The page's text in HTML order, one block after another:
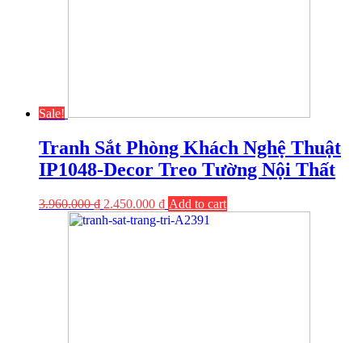
Sale!
Tranh Sắt Phòng Khách Nghệ Thuật
IP1048-Decor Treo Tường Nội Thất
3.960.000₫ 2.450.000 ₫ Add to cart